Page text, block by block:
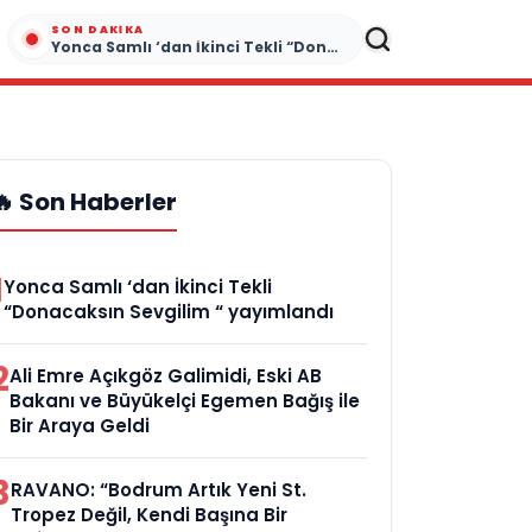
SON DAKIKA
Yonca Samlı ‘dan İkinci Tekli “Donacaksın Sevgilim “ yayımlandı
Son Haberler
Yonca Samlı ‘dan İkinci Tekli
“Donacaksın Sevgilim “ yayımlandı
Ali Emre Açıkgöz Galimidi, Eski AB
Bakanı ve Büyükelçi Egemen Bağış ile
Bir Araya Geldi
RAVANO: “Bodrum Artık Yeni St.
Tropez Değil, Kendi Başına Bir